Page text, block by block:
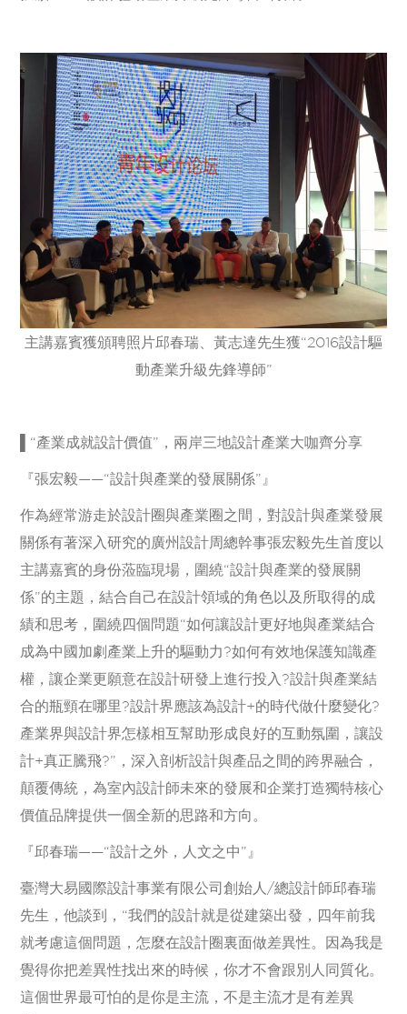
主講嘉賓獲頒聘照片邱春瑞、黃志達先生獲“2016設計驅
動產業升級先鋒導師”
▌“產業成就設計價值”，兩岸三地設計產業大咖齊分享
『張宏毅——“設計與產業的發展關係”』
作為經常游走於設計圈與產業圈之間，對設計與產業發展
關係有著深入研究的廣州設計周總幹事張宏毅先生首度以
主講嘉賓的身份蒞臨現場，圍繞“設計與產業的發展關
係”的主題，結合自己在設計領域的角色以及所取得的成
績和思考，圍繞四個問題“如何讓設計更好地與產業結合
成為中國加劇產業上升的驅動力?如何有效地保護知識產
權，讓企業更願意在設計研發上進行投入?設計與產業結
合的瓶頸在哪里?設計界應該為設計+的時代做什麼變化?
產業界與設計界怎樣相互幫助形成良好的互動氛圍，讓設
計+真正騰飛?”，深入剖析設計與產品之間的跨界融合，
顛覆傳統，為室內設計師未來的發展和企業打造獨特核心
價值品牌提供一個全新的思路和方向。
『邱春瑞——“設計之外，人文之中”』
臺灣大易國際設計事業有限公司創始人/總設計師邱春瑞
先生，他談到，“我們的設計就是從建築出發，四年前我
就考慮這個問題，怎麼在設計圈裏面做差異性。因為我是
覺得你把差異性找出來的時候，你才不會跟別人同質化。
這個世界最可怕的是你是主流，不是主流才是有差異